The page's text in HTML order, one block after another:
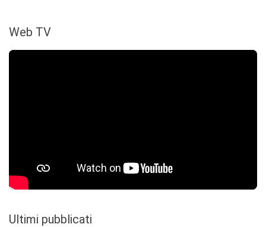
Web TV
Ultimi pubblicati